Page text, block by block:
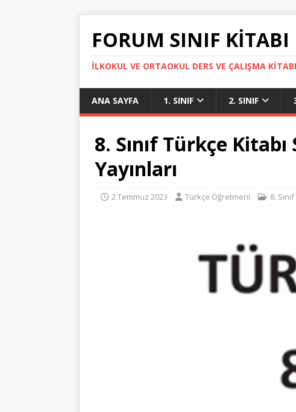
FORUM SINIF KITABI
İLKOKUL VE ORTAOKUL DERS VE ÇALIŞMA
ANA SAYFA 1. SINIF 2. SINIF
8. Sınıf Türkçe
Yayınları
2 Temmuz 2023 Türkçe Öğretmeni 8.